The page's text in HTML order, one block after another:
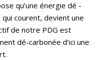
qu’une énergie dé -
courent, devient une
de notre PDG est
dé-carbonée d’ici une